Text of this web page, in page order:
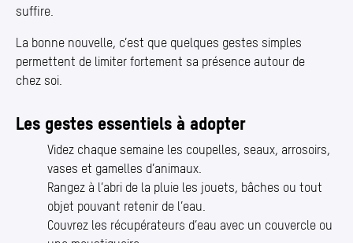
suffire.
La bonne nouvelle, c’est que quelques gestes simples
permettent de limiter fortement sa présence autour de
chez soi.
Les gestes essentiels à adopter
Videz chaque semaine les coupelles, seaux, arrosoirs,
vases et gamelles d’animaux.
Rangez à l’abri de la pluie les jouets, bâches ou tout
objet pouvant retenir de l’eau.
Couvrez les récupérateurs d’eau avec un couvercle ou